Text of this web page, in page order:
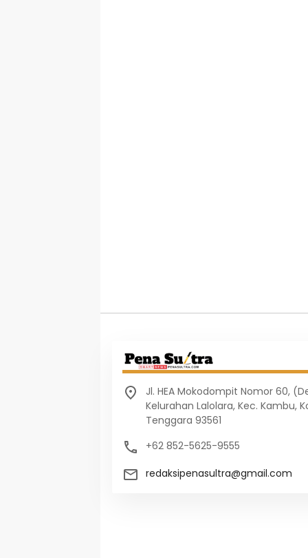
Jl. HEA Mokodompit Nomor 60,
Kelurahan Lalolara, Kec. Kambu,
Tenggara 93561
+62 852-5625-9555
redaksipenasultra@gmail.com